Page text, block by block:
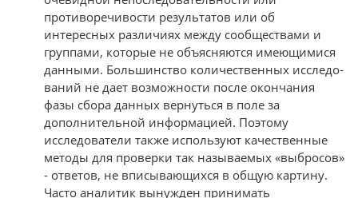
противоречивости результатов или об
интересных различиях между сообществами и
группами, которые не объ­ясняются имеющимися
данными. Большинство количественных исследо­
ваний не дает возможности после окончания
фазы сбора данных вернуться в поле за
дополнительной информацией. Поэтому
исследователи также ис­пользуют качественные
методы для проверки так называемых «выбросов»
- ответов, не вписывающихся в общую картину.
Часто аналитик вынужден принимать